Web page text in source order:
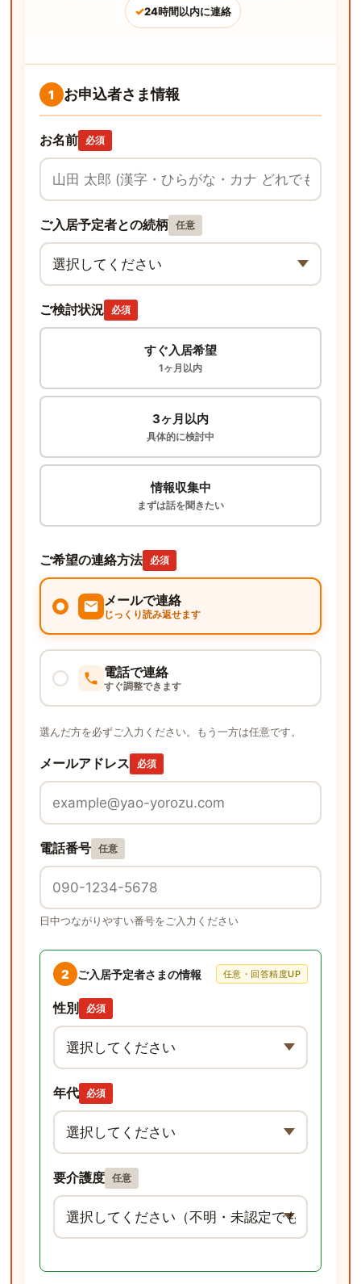
✓24時間以内に連絡
1 お申込者さま情報
お名前 必須
ご入居予定者との続柄 任意
ご検討状況 必須
すぐ入居希望
1ヶ月以内
3ヶ月以内
具体的に検討中
情報収集中
まずは話を聞きたい
ご希望の連絡方法 必須
メールで連絡
じっくり読み返せます
電話で連絡
すぐ調整できます
選んだ方を必ずご入力ください。もう一方は任意です。
メールアドレス 必須
電話番号 任意
日中つながりやすい番号をご入力ください
2 ご入居予定者さまの情報 任意・回答精度UP
性別 必須
年代 必須
要介護度 任意